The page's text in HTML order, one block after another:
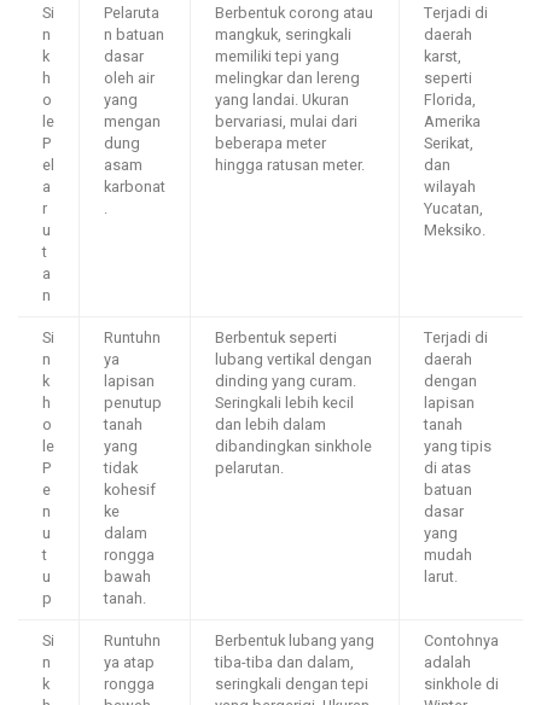
Si
n
k
h
o
le
P
el
a
r
u
t
a
n
Pelaruta
n batuan
dasar
oleh air
yang
mengan
dung
asam
karbonat
.
Berbentuk corong atau
mangkuk, seringkali
memiliki tepi yang
melingkar dan lereng
yang landai. Ukuran
bervariasi, mulai dari
beberapa meter
hingga ratusan meter.
Terjadi di
daerah
karst,
seperti
Florida,
Amerika
Serikat,
dan
wilayah
Yucatan,
Meksiko.
Si
n
k
h
o
le
P
e
n
u
t
u
p
Runtuhn
ya
lapisan
penutup
tanah
yang
tidak
kohesif
ke
dalam
rongga
bawah
tanah.
Berbentuk seperti
lubang vertikal dengan
dinding yang curam.
Seringkali lebih kecil
dan lebih dalam
dibandingkan sinkhole
pelarutan.
Terjadi di
daerah
dengan
lapisan
tanah
yang tipis
di atas
batuan
dasar
yang
mudah
larut.
Si
n
k
Runtuhn
ya atap
rongga
Berbentuk lubang yang
tiba-tiba dan dalam,
seringkali dengan tepi
Contohnya
adalah
sinkhole di